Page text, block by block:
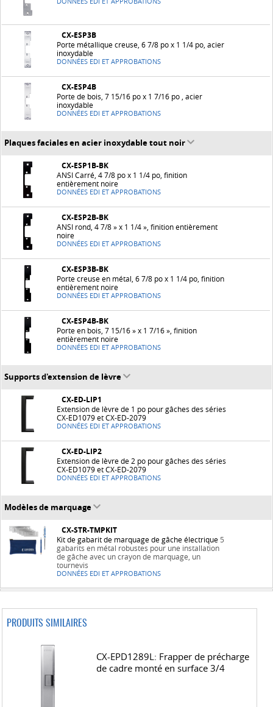
CX-ESP3B
Porte métallique creuse, 6 7/8 po x 1 1/4 po, acier
inoxydable
DONNÉES EDI ET APPROBATIONS
CX-ESP4B
Porte de bois, 7 15/16 po x 1 7/16 po , acier
inoxydable
DONNÉES EDI ET APPROBATIONS
Plaques faciales en acier inoxydable tout noir
CX-ESP1B-BK
ANSI Carré, 4 7/8 po x 1 1/4 po, finition
entièrement noire
DONNÉES EDI ET APPROBATIONS
CX-ESP2B-BK
ANSI rond, 4 7/8 » x 1 1/4 », finition entièrement
noire
DONNÉES EDI ET APPROBATIONS
CX-ESP3B-BK
Porte creuse en métal, 6 7/8 po x 1 1/4 po, finition
entièrement noire
DONNÉES EDI ET APPROBATIONS
CX-ESP4B-BK
Porte en bois, 7 15/16 » x 1 7/16 », finition
entièrement noire
DONNÉES EDI ET APPROBATIONS
Supports d'extension de lèvre
CX-ED-LIP1
Extension de lèvre de 1 po pour gâches des séries
CX-ED1079 et CX-ED-2079
DONNÉES EDI ET APPROBATIONS
CX-ED-LIP2
Extension de lèvre de 2 po pour gâches des séries
CX-ED1079 et CX-ED-2079
DONNÉES EDI ET APPROBATIONS
Modèles de marquage
CX-STR-TMPKIT
Kit de gabarit de marquage de gâche électrique 5
gabarits en métal robustes pour une installation
de gâche avec un crayon de marquage, un
tournevis
DONNÉES EDI ET APPROBATIONS
PRODUITS SIMILAIRES
CX-EPD1289L: Frapper de précharge
de cadre monté en surface 3/4